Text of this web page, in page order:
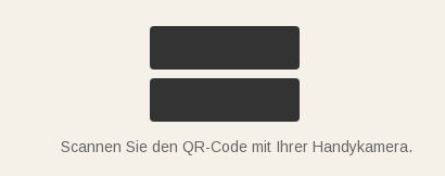
Scannen Sie den QR-Code mit Ihrer Handykamera.